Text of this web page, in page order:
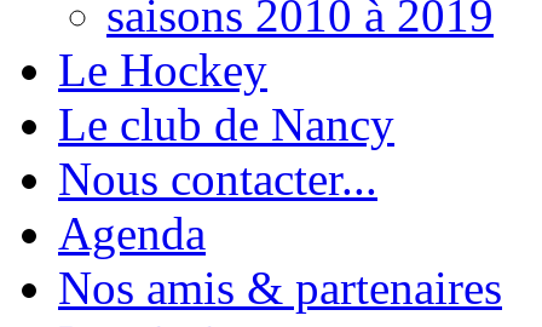
saisons 2010 à 2019
Le Hockey
Le club de Nancy
Nous contacter...
Agenda
Nos amis & partenaires